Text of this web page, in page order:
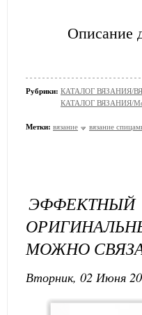
Описание
Рубрики: КАТАЛОГ ВЯЗАНИЯ/
КАТАЛОГ ВЯЗАНИЯ/
Метки: вязание вязание
МОЖНО
Вторник, 02 Июня